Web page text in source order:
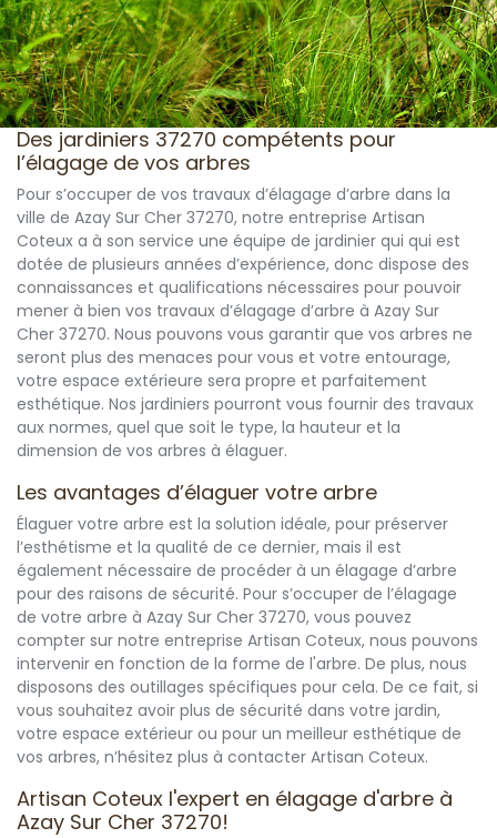
Des jardiniers 37270 compétents pour
l’élagage de vos arbres
Pour s’occuper de vos travaux d’élagage d’arbre dans la
ville de Azay Sur Cher 37270, notre entreprise Artisan
Coteux a à son service une équipe de jardinier qui qui est
dotée de plusieurs années d’expérience, donc dispose des
connaissances et qualifications nécessaires pour pouvoir
mener à bien vos travaux d’élagage d’arbre à Azay Sur
Cher 37270. Nous pouvons vous garantir que vos arbres ne
seront plus des menaces pour vous et votre entourage,
votre espace extérieure sera propre et parfaitement
esthétique. Nos jardiniers pourront vous fournir des travaux
aux normes, quel que soit le type, la hauteur et la
dimension de vos arbres à élaguer.
Les avantages d’élaguer votre arbre
Élaguer votre arbre est la solution idéale, pour préserver
l’esthétisme et la qualité de ce dernier, mais il est
également nécessaire de procéder à un élagage d’arbre
pour des raisons de sécurité. Pour s’occuper de l’élagage
de votre arbre à Azay Sur Cher 37270, vous pouvez
compter sur notre entreprise Artisan Coteux, nous pouvons
intervenir en fonction de la forme de l'arbre. De plus, nous
disposons des outillages spécifiques pour cela. De ce fait, si
vous souhaitez avoir plus de sécurité dans votre jardin,
votre espace extérieur ou pour un meilleur esthétique de
vos arbres, n’hésitez plus à contacter Artisan Coteux.
Artisan Coteux l'expert en élagage d'arbre à
Azay Sur Cher 37270!